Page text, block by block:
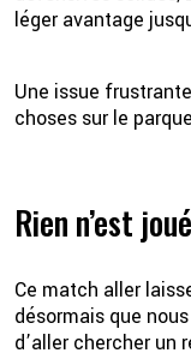
léger avantage
Une issue
choses sur le
Rien n’est joué
Ce match aller
désormais que
d’aller chercher un